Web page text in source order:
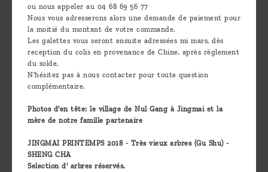
ou nous appeler au 04 68 69 56 77
Nous vous adresserons alors une demande de paiement pour
la moitié du montant de votre commande.
Les galettes vous seront ensuite adressées mi mars, dès
reception du colis en provenance de Chine, après règlement
du solde.
N'hésitez pas à nous contacter pour toute question
complémentaire.
Photos d'en tête: le village de Nul Gang à Jingmai et la
mère de notre famille partenaire
JINGMAI PRINTEMPS 2018 - Très vieux arbres (Gu Shu) -
SHENG CHA
Selection d' arbres réservés.